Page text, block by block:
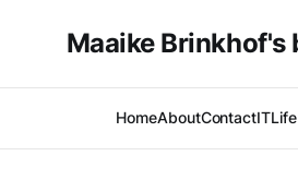
Maaike Brinkhof's
HomeAboutContactITLife